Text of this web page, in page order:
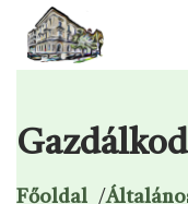
Ugrás a
Ugrás a
Ugrás a
Főoldal /